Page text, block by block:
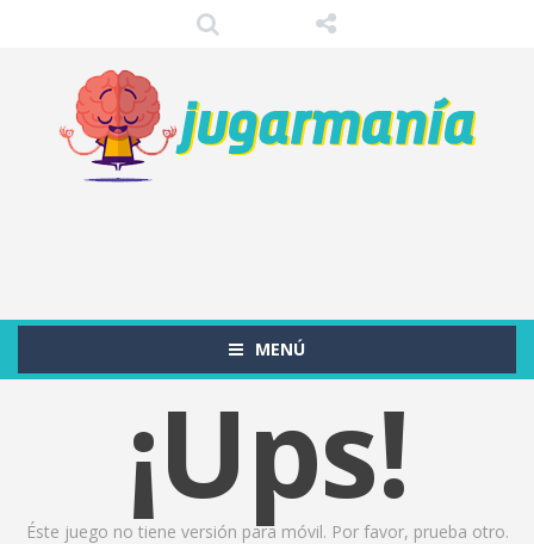
MENÚ
¡Ups!
Éste juego no tiene versión para móvil. Por favor, prueba otro.